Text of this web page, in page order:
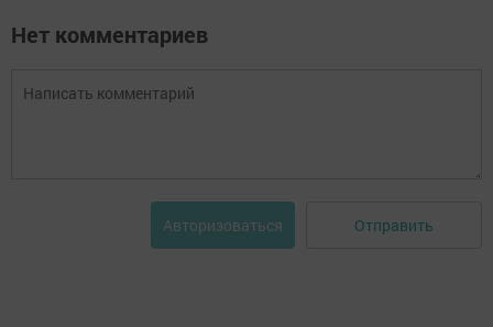
Нет комментариев
Авторизоваться Отправить